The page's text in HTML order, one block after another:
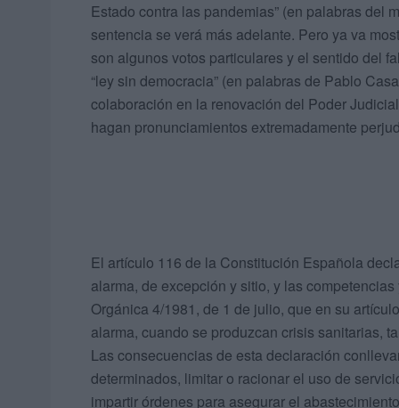
Estado contra las pandemias” (en palabras del
sentencia se verá más adelante. Pero ya va
son algunos votos particulares y el sentido del
“ley sin democracia” (en palabras de Pablo
colaboración en la renovación del Poder
hagan pronunciamientos extremadamente
El artículo 116 de la Constitución Española
alarma, de excepción y sitio, y las
Orgánica 4/1981, de 1 de julio, que en su
alarma, cuando se produzcan crisis sanitarias,
Las consecuencias de esta declaración
determinados, limitar o racionar el uso de
impartir órdenes para asegurar el